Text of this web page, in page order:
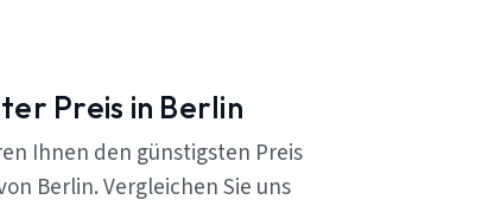
Preis in Berlin
Ihnen den günstigsten Preis
Berlin. Vergleichen Sie uns